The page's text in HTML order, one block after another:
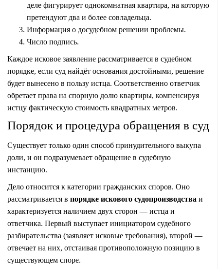
деле фигурирует однокомнатная квартира, на которую
претендуют два и более совладельца.
Информация о досудебном решении проблемы.
Число подпись.
Каждое исковое заявление рассматривается в судебном
порядке, если суд найдёт основания достойными, решение
будет вынесено в пользу истца. Соответственно ответчик
обретает права на спорную долю квартиры, компенсируя
истцу фактическую стоимость квадратных метров.
Порядок и процедура обращения в суд
Существует только один способ принудительного выкупа
доли, и он подразумевает обращение в судебную
инстанцию.
Дело относится к категории гражданских споров. Оно
рассматривается в порядке искового судопроизводства и
характеризуется наличием двух сторон — истца и
ответчика. Первый выступает инициатором судебного
разбирательства (заявляет исковые требования), второй —
отвечает на них, отстаивая противоположную позицию в
существующем споре.